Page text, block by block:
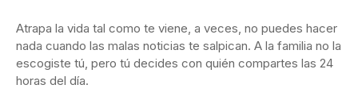
Atrapa la vida tal como te viene, a veces, no puedes hacer
nada cuando las malas noticias te salpican. A la familia no la
escogiste tú, pero tú decides con quién compartes las 24
horas del día.